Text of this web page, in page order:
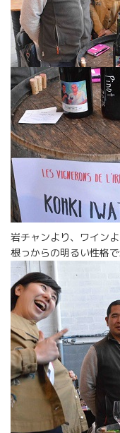
岩チャンより、ワイン
根っからの明るい性格